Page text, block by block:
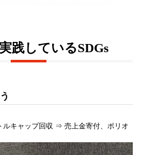
践しているSDGs
ルキャップ回収 ⇒ 売上金寄付、ポリオ